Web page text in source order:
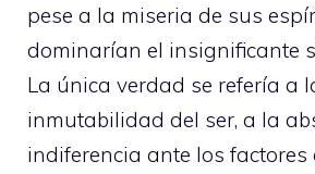
pese a la miseria de sus
dominarían el insignificante
La única verdad se refería a
inmutabilidad del ser, a la
indiferencia ante los factores